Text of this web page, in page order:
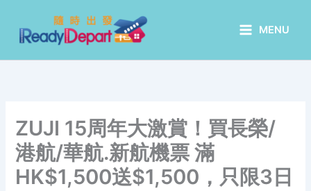
content
MENU
ZUJI 15周年大激賞！買長榮/
港航/華航.新航機票 滿
HK$1,500送$1,500，只限3日